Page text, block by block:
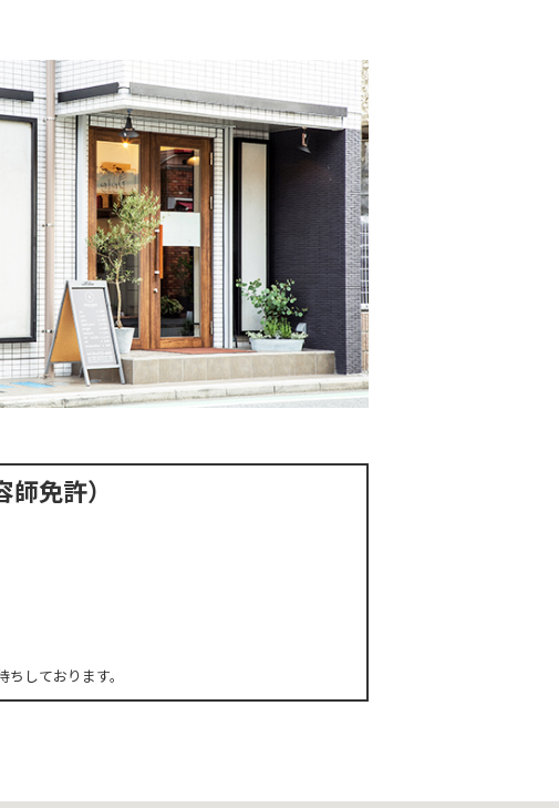
免許）
ちしております。